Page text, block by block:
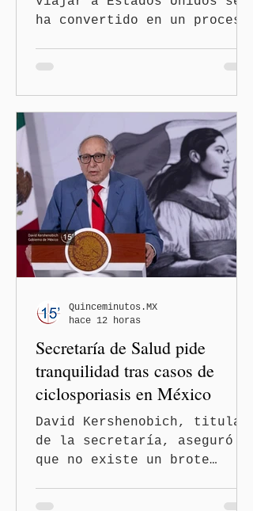
ha convertido en un proceso
Estado amplió la revisión
de la presencia digital de
los solicitantes, mientras
Washington busca cerrar el
paso al llamado “turismo de
nacimiento” y reforzar los
controles migratorios.
Secretaría de Salud pide
tranquilidad tras casos de
ciclosporiasis en México
David Kershenobich, titular
de la secretaría, aseguró
que no existe un brote
Quinceminutos.MX
hace 12 horas